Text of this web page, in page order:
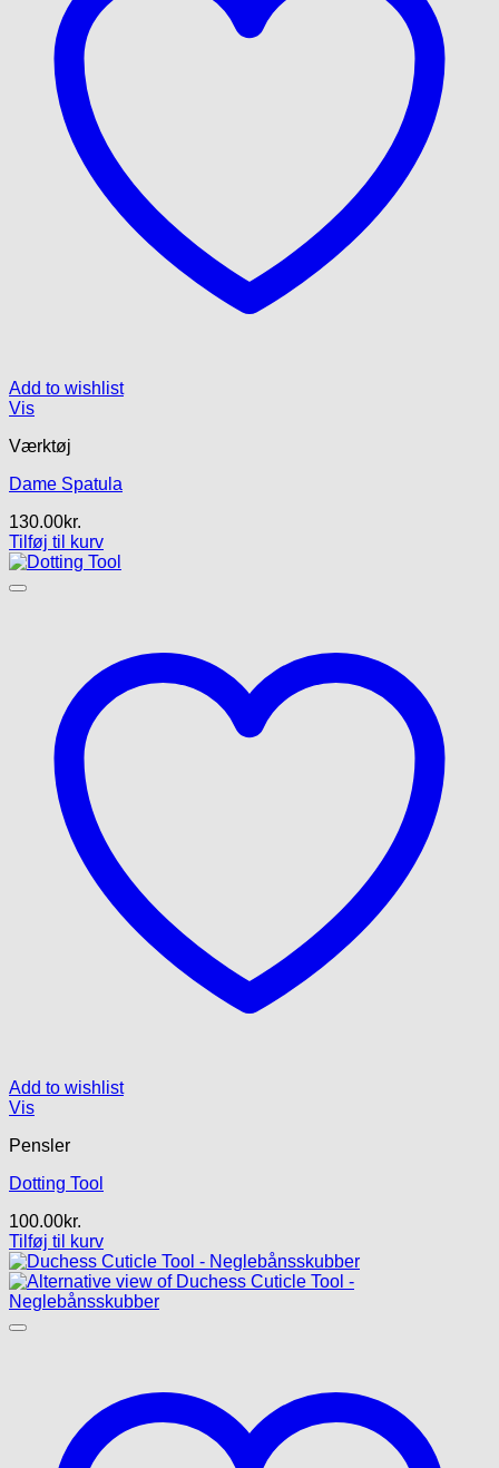
Add to wishlist
Vis
Værktøj
Dame Spatula
130.00kr.
Tilføj til kurv
Add to wishlist
Vis
Pensler
Dotting Tool
100.00kr.
Tilføj til kurv